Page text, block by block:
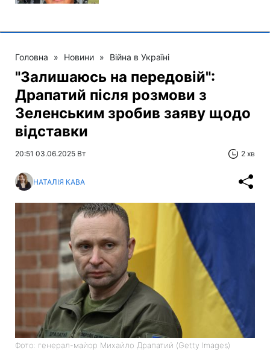
Головна » Новини » Війна в Україні
"Залишаюсь на передовій":
Драпатий після розмови з
Зеленським зробив заяву щодо
відставки
20:51 03.06.2025 Вт 2 хв
НАТАЛІЯ КАВА
Фото: генерал-майор Михайло Драпатий (Getty Images)